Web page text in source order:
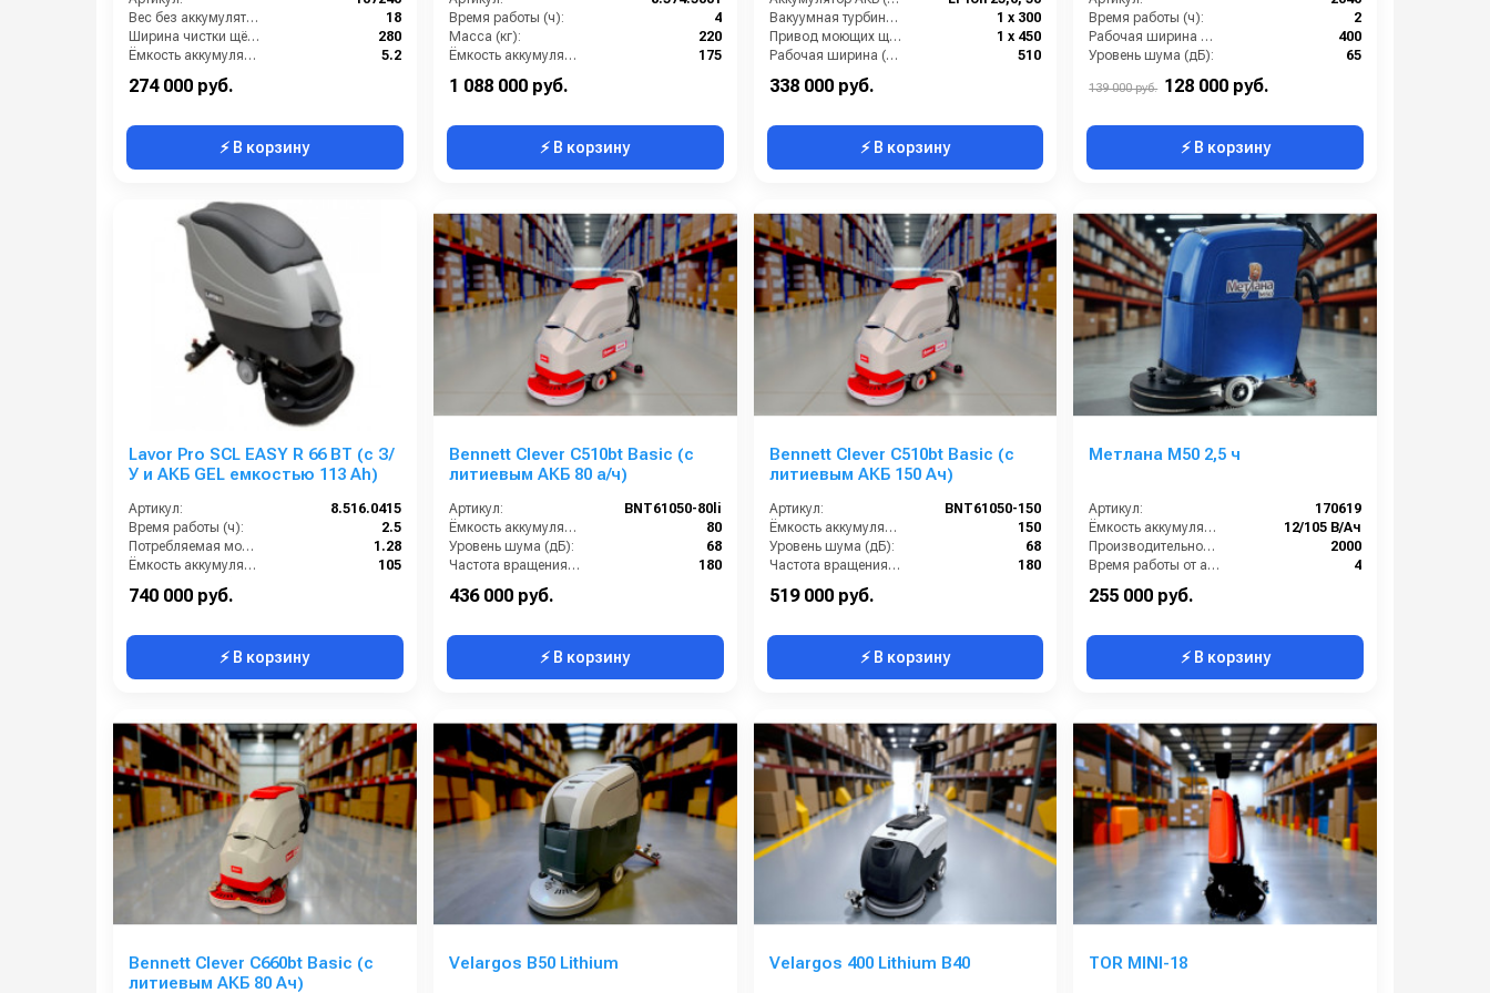
Вес без аккумуляторов (кг):
18
Ширина чистки щёток (мм):
280
Ёмкость аккумуляторов (Ач):
5.2
274 000 руб.
⚡ В корзину
Время работы (ч):
4
Масса (кг):
220
Ёмкость аккумуляторов (Ач):
175
1 088 000 руб.
⚡ В корзину
Вакуумная турбина (Вт):
1 х 300
Привод моющих щеток (Вт):
1 х 450
Рабочая ширина (мм):
510
338 000 руб.
⚡ В корзину
Время работы (ч):
2
Рабочая ширина щеток (мм):
400
Уровень шума (дБ):
65
139 000 руб. 128 000 руб.
⚡ В корзину
Lavor Pro SCL EASY R 66 BT (с З/
У и АКБ GEL емкостью 113 Ah)
Артикул:
8.516.0415
Время работы (ч):
2.5
Потребляемая мощность (кВт):
1.28
Ёмкость аккумуляторов (Ач):
105
740 000 руб.
⚡ В корзину
Bennett Clever C510bt Basic (с
литиевым АКБ 80 а/ч)
Артикул:
BNT61050-80li
Ёмкость аккумуляторов (Ач):
80
Уровень шума (дБ):
68
Частота вращения щетки (об/мин):
180
436 000 руб.
⚡ В корзину
Bennett Clever C510bt Basic (с
литиевым АКБ 150 Ач)
Артикул:
BNT61050-150
Ёмкость аккумуляторов (Ач):
150
Уровень шума (дБ):
68
Частота вращения щетки (об/мин):
180
519 000 руб.
⚡ В корзину
Метлана M50 2,5 ч
Артикул:
170619
Ёмкость аккумуляторов (Ач):
12/105 В/Ач
Производительность по площади (м2/ч):
2000
Время работы от аккумуляторов (ч):
4
255 000 руб.
⚡ В корзину
Bennett Clever C660bt Basic (с
литиевым АКБ 80 Ач)
Velargos B50 Lithium Velargos 400 Lithium B40 TOR MINI-18